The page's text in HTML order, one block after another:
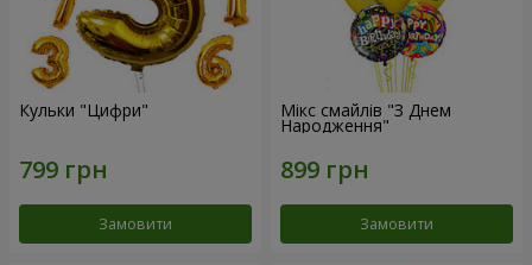
Кульки "Цифри"
Замовити
Мікс смайлів "З Днем
Народження"
Замовити